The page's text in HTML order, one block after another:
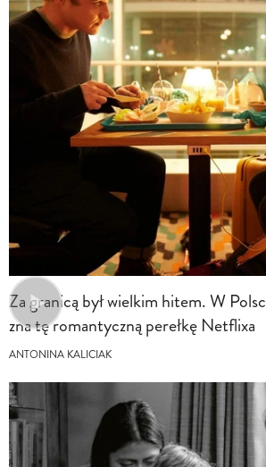
Za granicą był wielkim hitem. W
zna tę romantyczną perełkę Netflixa
ANTONINA KALICIAK